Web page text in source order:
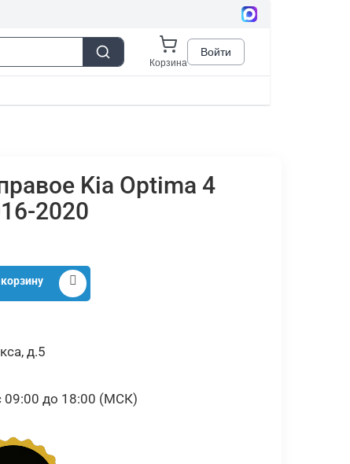
Kia Optima 4
2020
д.5
до 18:00 (МСК)